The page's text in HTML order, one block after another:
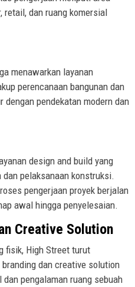
retail, dan ruang komersial
menawarkan layanan
perencanaan bangunan dan
dengan pendekatan modern dan
design and build yang
pelaksanaan konstruksi.
pengerjaan proyek berjalan
awal hingga penyelesaian.
Creative Solution
fisik, High Street turut
dan creative solution
pengalaman ruang sebuah